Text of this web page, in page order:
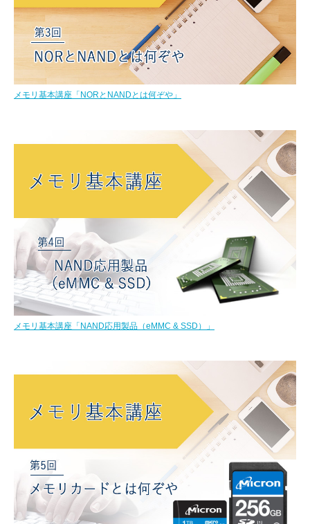
メモリ基本講座「NORとNANDとは何ぞや」
メモリ基本講座「NAND応用製品（eMMC & SSD）」